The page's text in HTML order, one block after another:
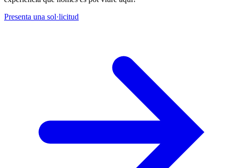
Presenta una sol·licitud